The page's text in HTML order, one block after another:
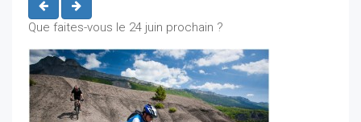
Que faites-vous le 24 juin prochain ?